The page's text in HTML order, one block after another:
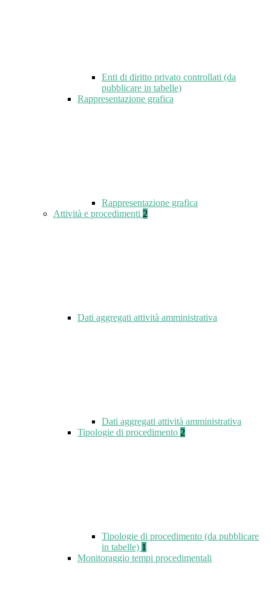
Enti di diritto privato controllati (da
pubblicare in tabelle)
Rappresentazione grafica
Rappresentazione grafica
Attività e procedimenti 2
Dati aggregati attività amministrativa
Dati aggregati attività amministrativa
Tipologie di procedimento 2
Tipologie di procedimento (da pubblicare
in tabelle) 1
Monitoraggio tempi procedimentali